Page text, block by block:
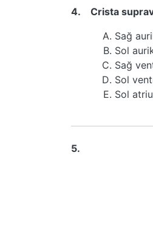
4.
Crista
Sağ
Sol
Sağ
Sol
Sol
5.